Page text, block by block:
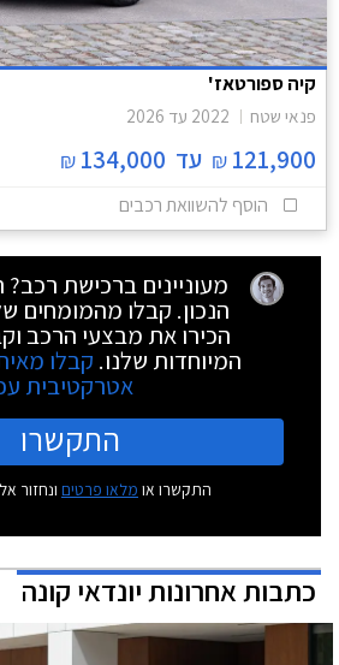
קיה ספורטאז'
פנאי שטח 2022 עד 2026
121,900
₪ עד 134,000
₪
הוסף להשוואת רכבים
מעוניינים ברכישת
הנכון. קבלו מהמומחים
הכירו את מבצעי הרכב
המיוחדות שלנו. קבלו
אטרקטיבית
התקשרו
התקשרו או מלאו פרטים ונחזור
כתבות אחרונות יונדאי קונה